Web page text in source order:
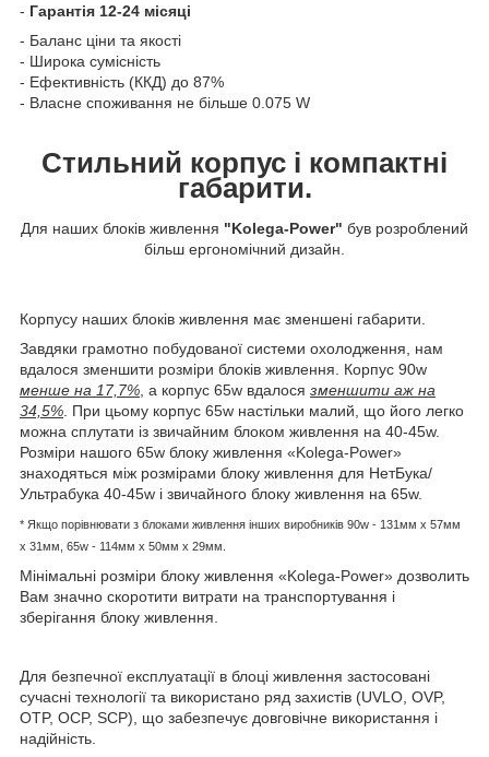
- Гарантія 12-24 місяці
- Баланс ціни та якості
- Широка сумісність
- Ефективність (ККД) до 87%
- Власне споживання не більше 0.075 W
Стильний корпус і компактні
габарити.
Для наших блоків живлення "Kolega-Power" був розроблений
більш ергономічний дизайн.
Корпусу наших блоків живлення має зменшені габарити.
Завдяки грамотно побудованої системи охолодження, нам
вдалося зменшити розміри блоків живлення. Корпус 90w
менше на 17,7% , а корпус 65w вдалося зменшити аж на
34,5% . При цьому корпус 65w настільки малий, що його легко
можна сплутати із звичайним блоком живлення на 40-45w.
Розміри нашого 65w блоку живлення «Kolega-Power»
знаходяться між розмірами блоку живлення для НетБука/
Ультрабука 40-45w і звичайного блоку живлення на 65w.
* Якщо порівнювати з блоками живлення інших виробників 90w - 131мм x 57мм
x 31мм, 65w - 114мм х 50мм x 29мм.
Мінімальні розміри блоку живлення «Kolega-Power» дозволить
Вам значно скоротити витрати на транспортування і
зберігання блоку живлення.
Для безпечної експлуатації в блоці живлення застосовані
сучасні технології та використано ряд захистів (UVLO, OVP,
OTP, OCP, SCP), що забезпечує довговічне використання і
надійність.